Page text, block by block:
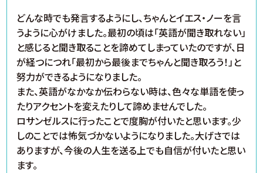
どんな時でも発言するようにし、ちゃんとイエス・ノーを言
うように心がけました。最初の頃は「英語が聞き取れない」
と感じると聞き取ることを諦めてしまっていたのですが、日
が経つにつれ「最初から最後までちゃんと聞き取ろう！」と
努力ができるようになりました。
また、英語がなかなか伝わらない時は、色々な単語を使っ
たりアクセントを変えたりして諦めませんでした。
ロサンゼルスに行ったことで度胸が付いたと思います。少
しのことでは怖気づかないようになりました。大げさでは
ありますが、今後の人生を送る上でも自信が付いたと思い
ます。